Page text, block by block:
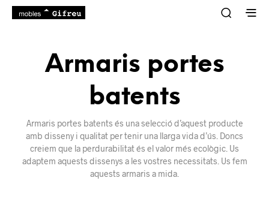
Armaris portes
batents
Armaris portes batents és una selecció d’aquest producte
amb disseny i qualitat per tenir una llarga vida d’ús. Doncs
creiem que la perdurabilitat és el valor més ecològic. Us
adaptem aquests dissenys a les vostres necessitats. Us fem
aquests armaris a mida.